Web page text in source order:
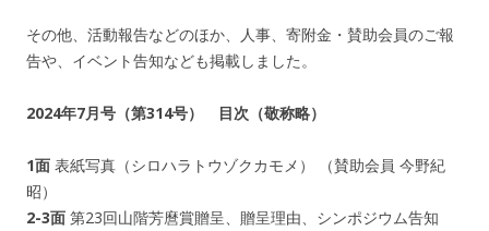
その他、活動報告などのほか、人事、寄附金・賛助会員のご報
告や、イベント告知なども掲載しました。
2024年7月号（第314号） 目次（敬称略）
1面 表紙写真（シロハラトウゾクカモメ） （賛助会員 今野紀
昭）
2-3面 第23回山階芳麿賞贈呈、贈呈理由、シンポジウム告知